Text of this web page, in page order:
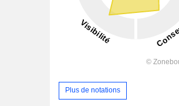
Plus de notations